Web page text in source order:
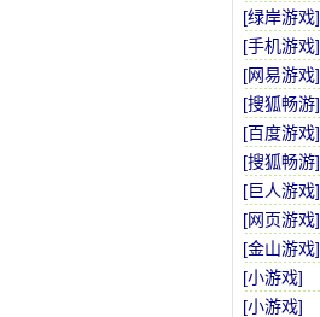
[绿岸游戏]
[手机游戏]
[网易游戏]
[搜狐畅游]
[百度游戏]
[搜狐畅游]
[巨人游戏]
[网页游戏]
[金山游戏]
[小游戏]
[小游戏]